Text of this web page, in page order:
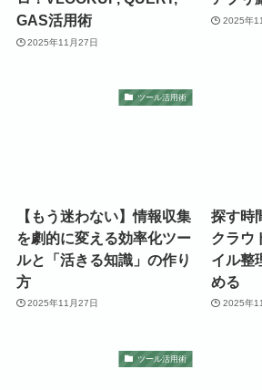
GAS活用術
2025年11月27日
2025年
ツール活用術
【もう迷わない】情報収集
を劇的に変える効率化ツー
ルと「活きる知識」の作り
方
2025年11月27日
探す時
クラウ
イル整
める
2025年
ツール活用術